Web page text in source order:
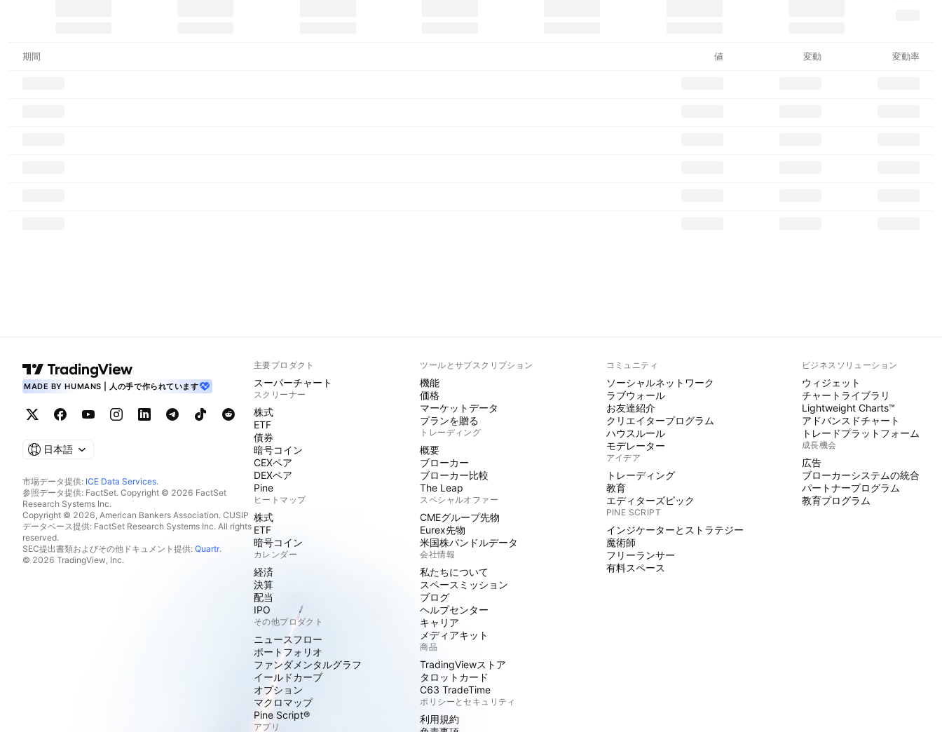
期間 値 変動 変動率
MADE BY HUMANS | 人の手で作られています
日本語
市場データ提供: ICE Data Services.
参照データ提供: FactSet. Copyright © 2026 FactSet
Research Systems Inc.
Copyright © 2026, American Bankers Association. CUSIP
データベース提供: FactSet Research Systems Inc. All rights
reserved.
SEC提出書類およびその他ドキュメント提供: Quartr.
© 2026 TradingView, Inc.
主要プロダクト
スーパーチャート
スクリーナー
株式
ETF
債券
暗号コイン
CEXペア
DEXペア
Pine
ヒートマップ
株式
ETF
暗号コイン
カレンダー
経済
決算
配当
IPO
その他プロダクト
ニュースフロー
ポートフォリオ
ファンダメンタルグラフ
イールドカーブ
オプション
マクロマップ
Pine Script®
アプリ
ツールとサブスクリプション
機能
価格
マーケットデータ
プランを贈る
トレーディング
概要
ブローカー
ブローカー比較
The Leap
スペシャルオファー
CMEグループ先物
Eurex先物
米国株バンドルデータ
会社情報
私たちについて
スペースミッション
ブログ
ヘルプセンター
キャリア
メディアキット
商品
TradingViewストア
タロットカード
C63 TradeTime
ポリシーとセキュリティ
利用規約
コミュニティ
ソーシャルネットワーク
ラブウォール
お友達紹介
クリエイタープログラム
ハウスルール
モデレーター
アイデア
トレーディング
教育
エディターズピック
PINE SCRIPT
インジケーターとストラテジー
魔術師
フリーランサー
有料スペース
ビジネスソリューション
ウィジェット
チャートライブラリ
Lightweight Charts™
アドバンスドチャート
トレードプラットフォーム
成長機会
広告
ブローカーシステムの統合
パートナープログラム
教育プログラム